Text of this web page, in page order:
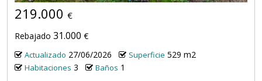
219.000 €
Rebajado 31.000 €
Actualizado 27/06/2026 Superficie 529 m2
Habitaciones 3 Baños 1